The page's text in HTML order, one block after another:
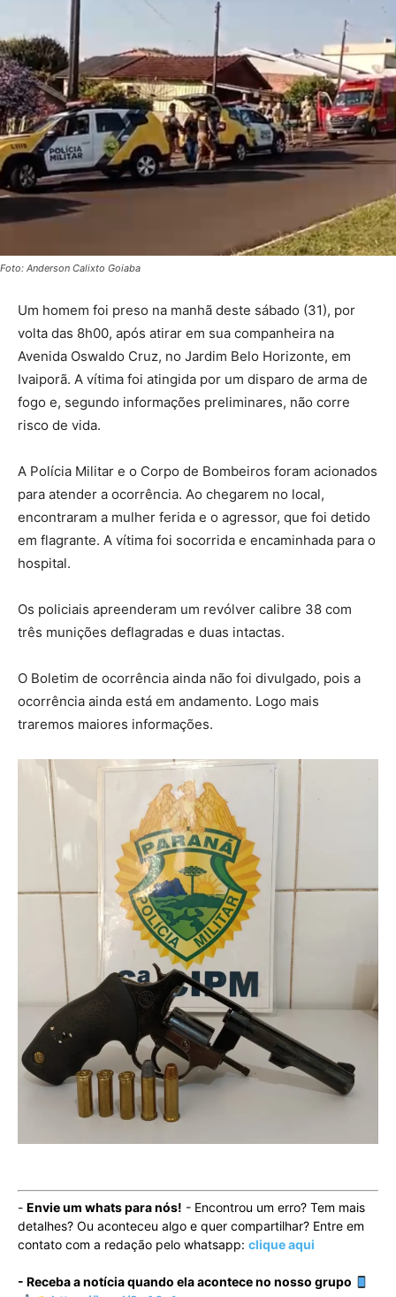
Foto: Anderson Calixto Goiaba
Um homem foi preso na manhã deste sábado (31), por
volta das 8h00, após atirar em sua companheira na
Avenida Oswaldo Cruz, no Jardim Belo Horizonte, em
Ivaiporã. A vítima foi atingida por um disparo de arma de
fogo e, segundo informações preliminares, não corre
risco de vida.
A Polícia Militar e o Corpo de Bombeiros foram acionados
para atender a ocorrência. Ao chegarem no local,
encontraram a mulher ferida e o agressor, que foi detido
em flagrante. A vítima foi socorrida e encaminhada para o
hospital.
Os policiais apreenderam um revólver calibre 38 com
três munições deflagradas e duas intactas.
O Boletim de ocorrência ainda não foi divulgado, pois a
ocorrência ainda está em andamento. Logo mais
traremos maiores informações.
- Envie um whats para nós! - Encontrou um erro? Tem mais
detalhes? Ou aconteceu algo e quer compartilhar? Entre em
contato com a redação pelo whatsapp: clique aqui
- Receba a notícia quando ela acontece no nosso grupo